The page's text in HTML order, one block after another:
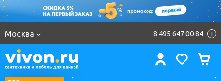
Москва 8 495 647 00 84 i